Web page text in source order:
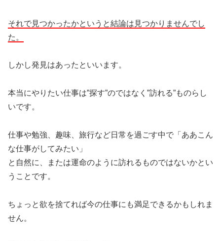
それで見つかったかというと結論は見つかりませんでし
た。
しかし発見はあったといいます。
本当にやりたい仕事は”探す”のではなく”訪れる”ものらし
いです。
仕事や勉強、趣味、旅行など日常を過ごす中で「ああこん
な仕事がしてみたい」
と自然に、または運命のように訪れるものではないかとい
うことです。
ちょっと欲を捨てれば今の仕事にも満足できるかもしれま
せん。